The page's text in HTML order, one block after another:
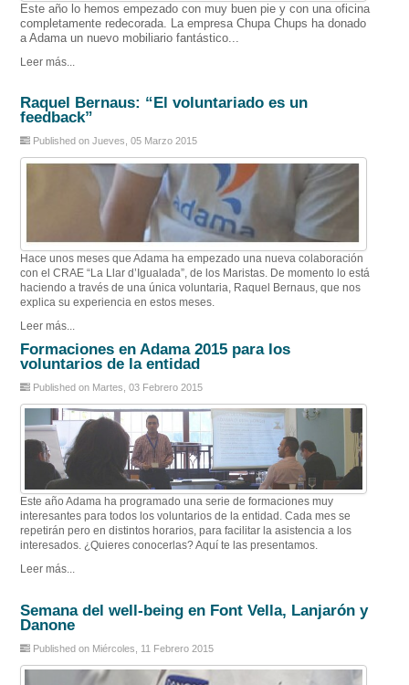
Este año lo hemos empezado con muy buen pie y con una oficina
completamente redecorada. La empresa Chupa Chups ha donado
a Adama un nuevo mobiliario fantástico...
Leer más...
Raquel Bernaus: “El voluntariado es un
feedback”
Published on Jueves, 05 Marzo 2015
Hace unos meses que Adama ha empezado una nueva colaboración
con el CRAE “La Llar d’Igualada”, de los Maristas. De momento lo está
haciendo a través de una única voluntaria, Raquel Bernaus, que nos
explica su experiencia en estos meses.
Leer más...
Formaciones en Adama 2015 para los
voluntarios de la entidad
Published on Martes, 03 Febrero 2015
Este año Adama ha programado una serie de formaciones muy
interesantes para todos los voluntarios de la entidad. Cada mes se
repetirán pero en distintos horarios, para facilitar la asistencia a los
interesados. ¿Quieres conocerlas? Aquí te las presentamos.
Leer más...
Semana del well-being en Font Vella, Lanjarón y
Danone
Published on Miércoles, 11 Febrero 2015